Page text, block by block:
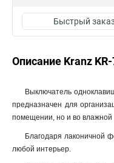
Быстрый
Описание Kranz
Выключатель
предназначен для
помещении, но и во влажной
Благодаря лаконичной
любой интерьер.